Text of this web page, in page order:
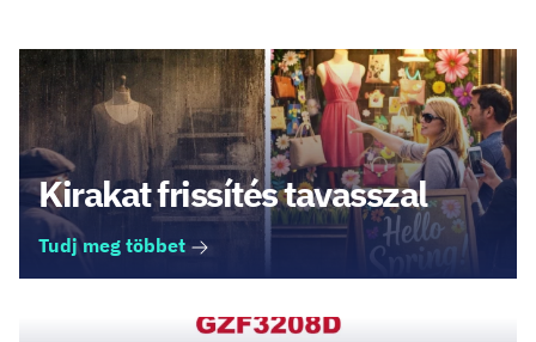
Kirakat frissítés tavasszal
Tudj meg többet